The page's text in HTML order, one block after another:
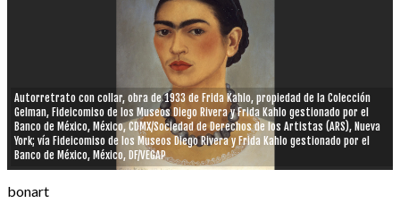
Autorretrato con collar, obra de 1933 de Frida Kahlo, propiedad de la Colección
Gelman, Fideicomiso de los Museos Diego Rivera y Frida Kahlo gestionado por el
Banco de México, México, CDMX/Sociedad de Derechos de los Artistas (ARS), Nueva
York; vía Fideicomiso de los Museos Diego Rivera y Frida Kahlo gestionado por el
Banco de México, México, DF/VEGAP
bonart